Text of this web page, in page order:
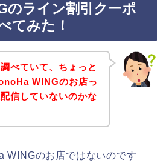
のライン割引クーポ
てみた！
べていて、ちょっと
WINGのお店っ
信していないのかな
WINGのお店ではないのです